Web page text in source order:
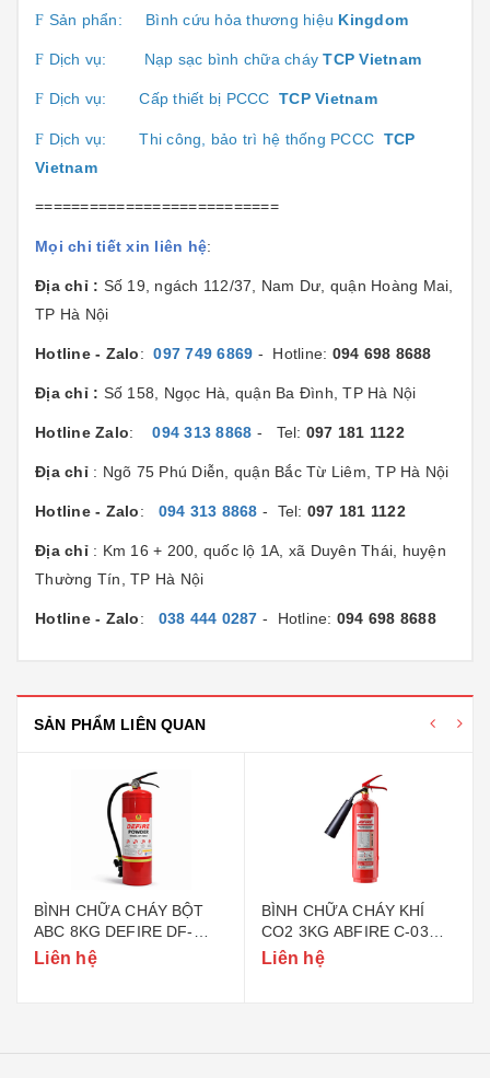
F Sản phẩn: Bình cứu hỏa thương hiệu Kingdom
F Dịch vụ: Nạp sạc bình chữa cháyTCP Vietnam
F Dịch vụ:Cấp thiết bị PCCC TCP Vietnam
F Dịch vụ:Thi công, bảo trì hệ thống PCCC TCP
Vietnam
===========================
Mọi chi tiết xin liên hệ:
Địa chỉ : Số 19, ngách 112/37, Nam Dư, quận Hoàng Mai,
TP Hà Nội
Hotline - Zalo:097 749 6869 - Hotline: 094 698 8688
Địa chỉ : Số 158, Ngọc Hà, quận Ba Đình, TP Hà Nội
Hotline Zalo:094 313 8868 - Tel: 097 181 1122
Địa chỉ : Ngõ 75 Phú Diễn, quận Bắc Từ Liêm, TP Hà Nội
Hotline - Zalo: 094 313 8868 - Tel: 097 181 1122
Địa chỉ : Km 16 + 200, quốc lộ 1A, xã Duyên Thái, huyện
Thường Tín, TP Hà Nội
Hotline - Zalo: 038 444 0287 - Hotline: 094 698 8688
SẢN PHẨM LIÊN QUAN
BÌNH CHỮA CHÁY BỘT
ABC 8KG DEFIRE DF-
ABC8 (BỘ CÔNG AN)
Liên hệ
BÌNH CHỮA CHÁY KHÍ
CO2 3KG ABFIRE C-03
(TEM BỘ CÔNG AN)
Liên hệ